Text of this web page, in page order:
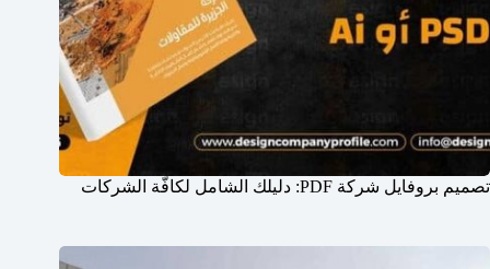
تصميم بروفايل شركة PDF: دليلك الشامل لكافّة الشركات